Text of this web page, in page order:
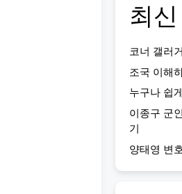
최
코너 갤러
조국 이해
누구나 쉽
이종구 군
기
양태영 변